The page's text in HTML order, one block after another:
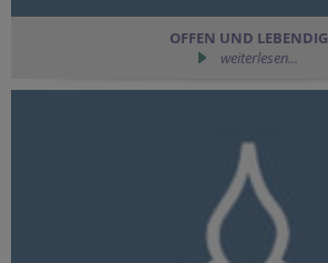
OFFEN UND LEBENDIG
weiterlesen...